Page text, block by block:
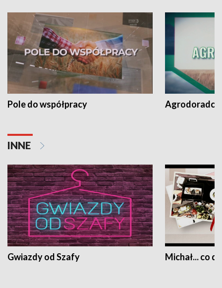
Pole do współpracy Agrodoradcy
INNE
Gwiazdy od Szafy Michał... co